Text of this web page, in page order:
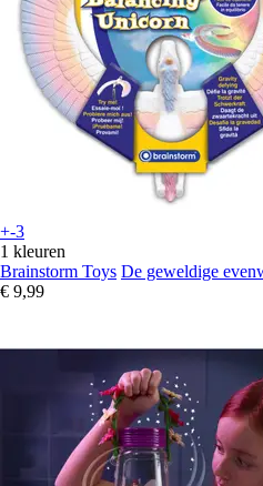
+-3
1 kleuren
Brainstorm Toys De geweldige
€ 9,99